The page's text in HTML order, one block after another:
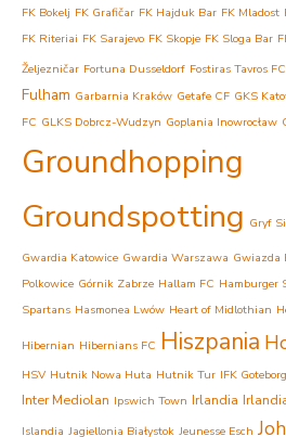
FK Bokelj FK Grafičar FK Hajduk Bar FK Mladost
FK Riteriai FK Sarajevo FK Skopje FK Sloga Bar
Željezničar Fortuna Dusseldorf Fostiras Tavros FC
Fulham Garbarnia Kraków Getafe CF GKS
FC GLKS Dobrcz-Wudzyn Goplania Inowrocław
Groundhopping
Groundspotting Gryf
Gwardia Katowice Gwardia Warszawa Gwiazda
Polkowice Górnik Zabrze Hallam FC Hamburger
Spartans Hasmonea Lwów Heart of Midlothian
Hibernian Hibernians FC Hiszpania
HSV Hutnik Nowa Huta Hutnik Tur IFK Goteborg
Inter Mediolan Ipswich Town Irlandia
Islandia Jagiellonia Białystok Jeunesse Esch